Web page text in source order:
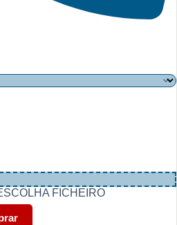
FICHEIRO